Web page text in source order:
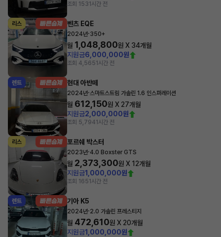
조회 1531시간 전
리스 벤츠 EQE
2024년·350+
월 1,048,800원 X 34개월
지원금6,000,000원
조회 4,5651시간 전
렌트 현대 아반떼
2024년·스마트스트림 가솔린 1.6 인스퍼레이션
월 612,150원 X 27개월
지원금2,000,000원
조회 5,7941시간 전
리스 포르쉐 박스터
2023년·4.0 Boxster GTS
월 2,373,300원 X 12개월
지원금1,000,000원
조회 1651시간 전
렌트 기아 K5
2024년·2.0 가솔린 프레스티지
월 472,610원 X 20개월
지원금1,000,000원